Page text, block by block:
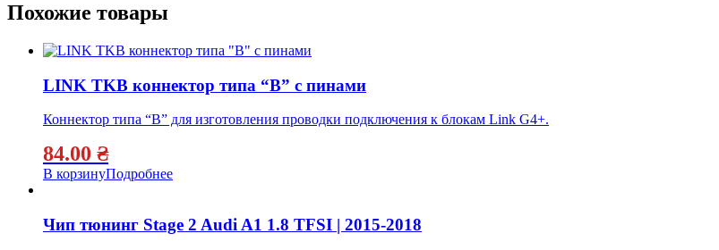
Похожие товары
LINK TKB коннектор типа “B” с пинами
Коннектор типа “B” для изготовления проводки подключения к блокам Link G4+.
84.00 ₴
В корзинуПодробнее
Чип тюнинг Stage 2 Audi A1 1.8 TFSI | 2015-2018